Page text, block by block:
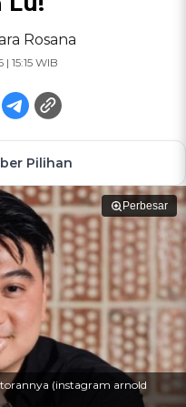
Rosana
15:15 WIB
Pilihan
Perbesar
(instagram arnold